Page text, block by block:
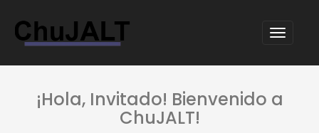
¡Hola, Invitado! Bienvenido a
ChuJALT!